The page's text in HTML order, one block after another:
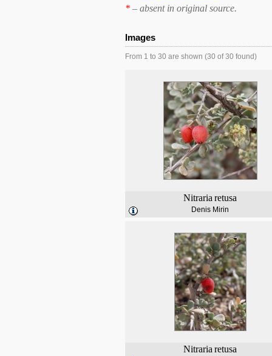
* – absent in original source.
Images
From 1 to 30 are shown (30 of 30 found)
Nitraria retusa
Denis Mirin
Nitraria retusa